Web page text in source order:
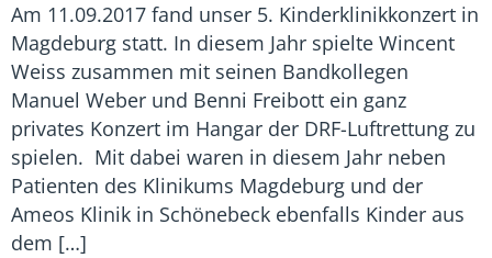
Am 11.09.2017 fand unser 5. Kinderklinikkonzert in
Magdeburg statt. In diesem Jahr spielte Wincent
Weiss zusammen mit seinen Bandkollegen
Manuel Weber und Benni Freibott ein ganz
privates Konzert im Hangar der DRF-Luftrettung zu
spielen. Mit dabei waren in diesem Jahr neben
Patienten des Klinikums Magdeburg und der
Ameos Klinik in Schönebeck ebenfalls Kinder aus
dem […]